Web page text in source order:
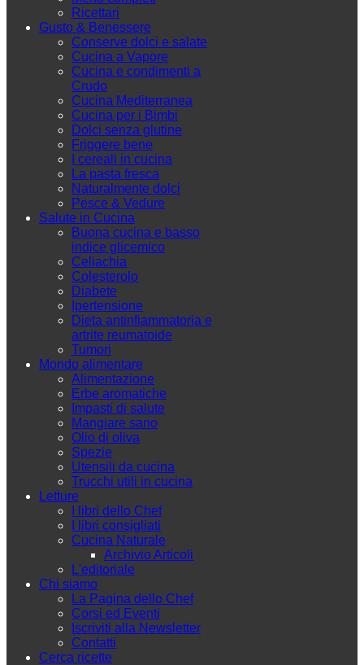
Ricettari
Gusto & Benessere
Conserve dolci e salate
Cucina a Vapore
Cucina e condimenti a
Crudo
Cucina Mediterranea
Cucina per i Bimbi
Dolci senza glutine
Friggere bene
I cereali in cucina
La pasta fresca
Naturalmente dolci
Pesce & Vedure
Salute in Cucina
Buona cucina e basso
indice glicemico
Celiachia
Colesterolo
Diabete
Ipertensione
Dieta antinfiammatoria e
artrite reumatoide
Tumori
Mondo alimentare
Alimentazione
Erbe aromatiche
Impasti di salute
Mangiare sano
Olio di oliva
Spezie
Utensili da cucina
Trucchi utili in cucina
Letture
I libri dello Chef
I libri consigliati
Cucina Naturale
Archivio Articoli
L'editoriale
Chi siamo
La Pagina dello Chef
Corsi ed Eventi
Iscriviti alla Newsletter
Contatti
Cerca ricette